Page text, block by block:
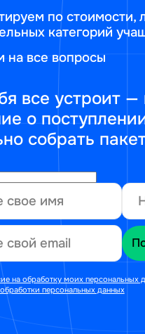
по стоимости,
категорий
на все вопросы
все устроит
о
собрать
на обработку моих персональных
персональных данных